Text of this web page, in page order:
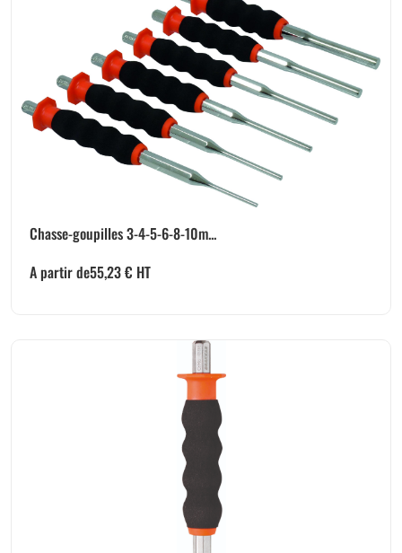
Chasse-goupilles 3-4-5-6-8-10m...
A partir de55,23€ HT